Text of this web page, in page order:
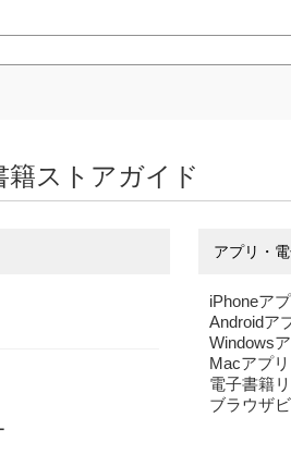
籍ストアガイド
アプリ・
iPhoneアプ
Androidア
Windows
Macアプリ
電子書籍
ブラウザ